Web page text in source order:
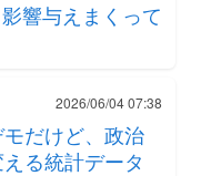
響与えまくって
2026/06/04 07:38
だけど、政治
る統計データ